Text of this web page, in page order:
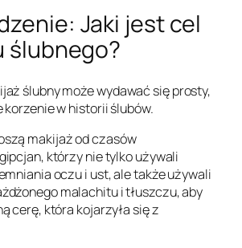
Jaki jest cel
ślubnego?
ślubny może wydawać się prosty,
korzenie w historii ślubów.
makijaż od czasów
którzy nie tylko używali
oczu i ust, ale także używali
malachitu i tłuszczu, aby
cerę, która kojarzyła się z